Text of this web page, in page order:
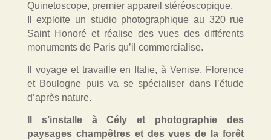
Quinetoscope, premier appareil stéréoscopique.
Il exploite un studio photographique au 320 rue
Saint Honoré et réalise des vues des différents
monuments de Paris qu’il commercialise.
Il voyage et travaille en Italie, à Venise, Florence
et Boulogne puis va se spécialiser dans l’étude
d’après nature.
Il s’installe à Cély et photographie des
paysages champêtres et des vues de la forêt